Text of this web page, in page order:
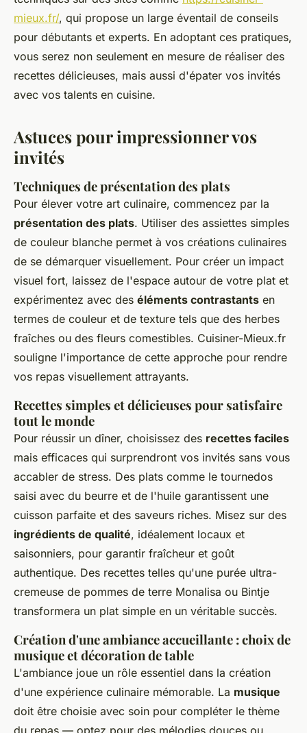
mieux.fr/, qui propose un large éventail de conseils
pour débutants et experts. En adoptant ces pratiques,
vous serez non seulement en mesure de réaliser des
recettes délicieuses, mais aussi d'épater vos invités
avec vos talents en cuisine.
Astuces pour impressionner vos
invités
Techniques de présentation des plats
Pour élever votre art culinaire, commencez par la
présentation des plats. Utiliser des assiettes simples
de couleur blanche permet à vos créations culinaires
de se démarquer visuellement. Pour créer un impact
visuel fort, laissez de l'espace autour de votre plat et
expérimentez avec des éléments contrastants en
termes de couleur et de texture tels que des herbes
fraîches ou des fleurs comestibles. Cuisiner-Mieux.fr
souligne l'importance de cette approche pour rendre
vos repas visuellement attrayants.
Recettes simples et délicieuses pour satisfaire
tout le monde
Pour réussir un dîner, choisissez des recettes faciles
mais efficaces qui surprendront vos invités sans vous
accabler de stress. Des plats comme le tournedos
saisi avec du beurre et de l'huile garantissent une
cuisson parfaite et des saveurs riches. Misez sur des
ingrédients de qualité, idéalement locaux et
saisonniers, pour garantir fraîcheur et goût
authentique. Des recettes telles qu'une purée ultra-
cremeuse de pommes de terre Monalisa ou Bintje
transformera un plat simple en un véritable succès.
Création d'une ambiance accueillante : choix de
musique et décoration de table
L'ambiance joue un rôle essentiel dans la création
d'une expérience culinaire mémorable. La musique
doit être choisie avec soin pour compléter le thème
du repas — optez pour des mélodies douces ou